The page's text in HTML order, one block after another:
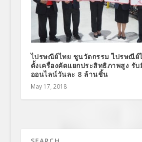
ไปรษณีย์ไทย ชูนวัตกรรม ไปรษณีย์
ตั้งเครื่องคัดแยกประสิทธิภาพสูง รั
ออนไลน์วันละ 8 ล้านชิ้น
May 17, 2018